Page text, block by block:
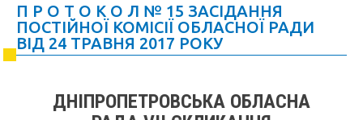
П Р О Т О К О Л № 15 ЗАСІДАННЯ
ПОСТІЙНОЇ КОМІСІЇ ОБЛАСНОЇ РАДИ
ВІД 24 ТРАВНЯ 2017 РОКУ
ДНІПРОПЕТРОВСЬКА ОБЛАСНА